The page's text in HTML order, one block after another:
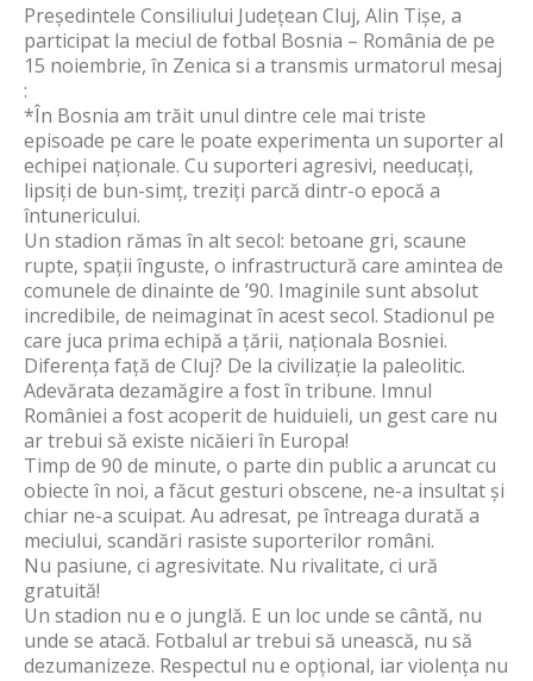
Președintele Consiliului Județean Cluj, Alin Tișe, a
participat la meciul de fotbal Bosnia – România de pe
15 noiembrie, în Zenica si a transmis urmatorul mesaj
:
*În Bosnia am trăit unul dintre cele mai triste
episoade pe care le poate experimenta un suporter al
echipei naționale. Cu suporteri agresivi, needucați,
lipsiți de bun-simț, treziți parcă dintr-o epocă a
întunericului.
Un stadion rămas în alt secol: betoane gri, scaune
rupte, spații înguste, o infrastructură care amintea de
comunele de dinainte de ’90. Imaginile sunt absolut
incredibile, de neimaginat în acest secol. Stadionul pe
care juca prima echipă a țării, naționala Bosniei.
Diferența față de Cluj? De la civilizație la paleolitic.
Adevărata dezamăgire a fost în tribune. Imnul
României a fost acoperit de huiduieli, un gest care nu
ar trebui să existe nicăieri în Europa!
Timp de 90 de minute, o parte din public a aruncat cu
obiecte în noi, a făcut gesturi obscene, ne-a insultat și
chiar ne-a scuipat. Au adresat, pe întreaga durată a
meciului, scandări rasiste suporterilor români.
Nu pasiune, ci agresivitate. Nu rivalitate, ci ură
gratuită!
Un stadion nu e o junglă. E un loc unde se cântă, nu
unde se atacă. Fotbalul ar trebui să unească, nu să
dezumanizeze. Respectul nu e opțional, iar violența nu